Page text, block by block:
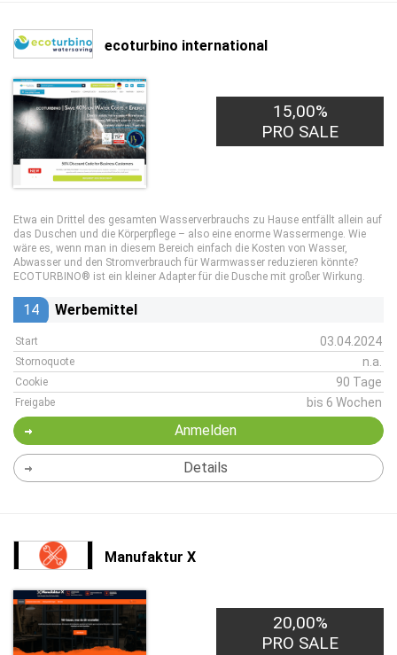
ecoturbino international
15,00%
PRO SALE
Etwa ein Drittel des gesamten Wasserverbrauchs zu Hause entfällt allein auf
das Duschen und die Körperpflege – also eine enorme Wassermenge. Wie
wäre es, wenn man in diesem Bereich einfach die Kosten von Wasser,
Abwasser und den Stromverbrauch für Warmwasser reduzieren könnte?
ECOTURBINO® ist ein kleiner Adapter für die Dusche mit großer Wirkung.
14 Werbemittel
Start 03.04.2024
Stornoquote n.a.
Cookie 90 Tage
Freigabe bis 6 Wochen
Anmelden
Details
Manufaktur X
20,00%
PRO SALE